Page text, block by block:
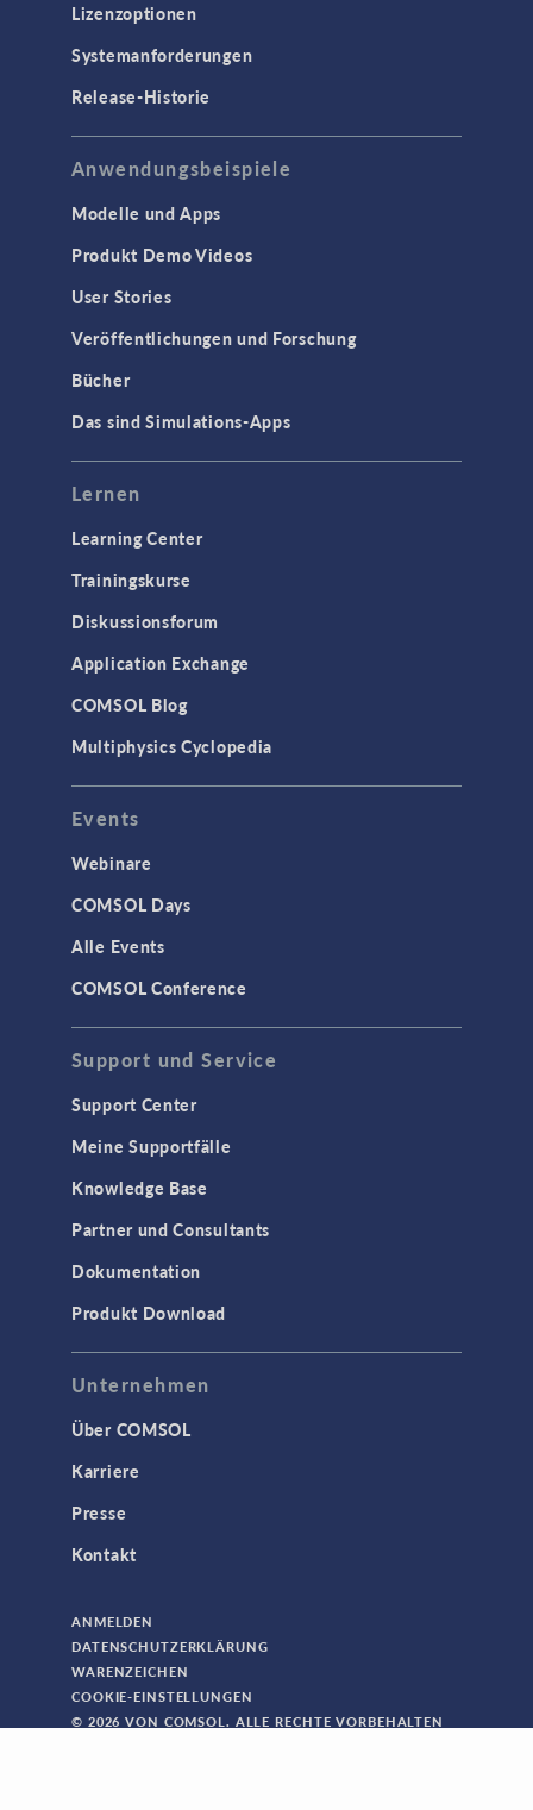
Lizenzoptionen
Systemanforderungen
Release-Historie
Anwendungsbeispiele
Modelle und Apps
Produkt Demo Videos
User Stories
Veröffentlichungen und Forschung
Bücher
Das sind Simulations-Apps
Lernen
Learning Center
Trainingskurse
Diskussionsforum
Application Exchange
COMSOL Blog
Multiphysics Cyclopedia
Events
Webinare
COMSOL Days
Alle Events
COMSOL Conference
Support und Service
Support Center
Meine Supportfälle
Knowledge Base
Partner und Consultants
Dokumentation
Produkt Download
Unternehmen
Über COMSOL
Karriere
Presse
Kontakt
ANMELDEN
DATENSCHUTZERKLÄRUNG
WARENZEICHEN
COOKIE-EINSTELLUNGEN
© 2026 VON COMSOL. ALLE RECHTE VORBEHALTEN